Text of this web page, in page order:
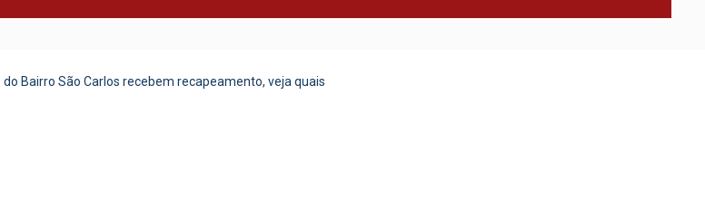
do Bairro São Carlos recebem recapeamento, veja quais